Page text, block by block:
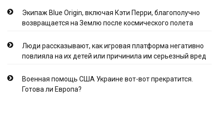
Экипаж Blue Origin, включая Кэти Перри, благополучно
возвращается на Землю после космического полета
Люди рассказывают, как игровая платформа негативно
повлияла на их детей или причинила им серьезный вред
Военная помощь США Украине вот-вот прекратится.
Готова ли Европа?